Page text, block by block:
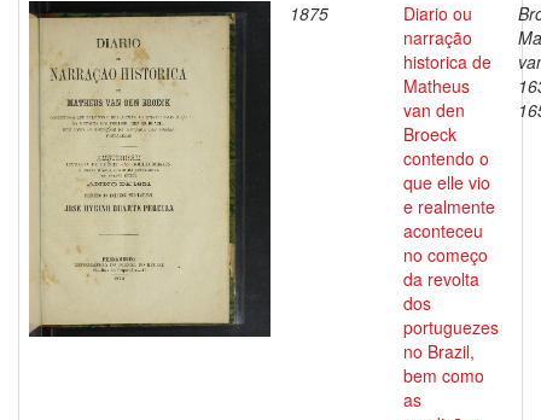
1875
Diario ou
narração
historica de
Matheus
van den
Broeck
contendo o
que elle vio
e realmente
aconteceu
no começo
da revolta
dos
portuguezes
no Brazil,
bem como
as